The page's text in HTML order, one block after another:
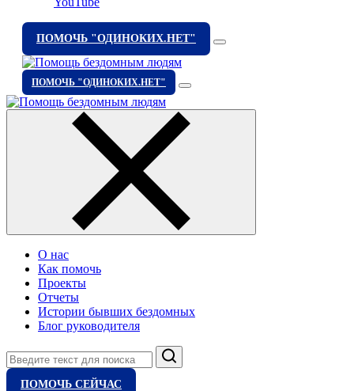
ПОМОЧЬ "ОДИНОКИХ.НЕТ"
ПОМОЧЬ "ОДИНОКИХ.НЕТ"
О нас
Как помочь
Проекты
Отчеты
Истории бывших бездомных
Блог руководителя
Поиск
ПОМОЧЬ СЕЙЧАС